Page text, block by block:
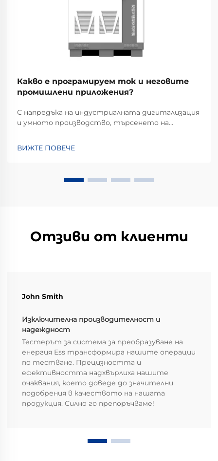
Какво е програмируем ток и неговите
промишлени приложения?
С напредъка на индустриалната дигитализация
и умното производство, търсенето на
Тук идва на помощ програмируемото
ВИЖТЕ ПОВЕЧЕ
Отзиви от клиенти
John Smith
Изключителна производителност и
надеждност
Тестерът за система за преобразуване на
енергия Ess трансформира нашите операции
по тестване. Прецизността и
ефективността надхвърлиха нашите
очаквания, което доведе до значителни
подобрения в качеството на нашата
продукция. Силно го препоръчваме!